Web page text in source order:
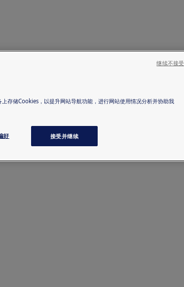
存储Cookies，以提升网站导航功能，进行网站使用情况分析并协助我
好 接受并继续
继续不接受